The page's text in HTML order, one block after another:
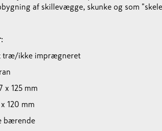
af skillevægge, skunke og som
:
træ/ikke imprægneret
x 125 mm
120 mm
bærende